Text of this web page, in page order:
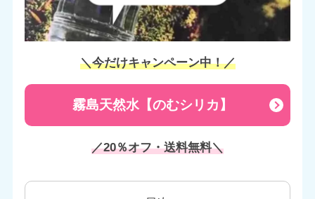
＼今だけキャンペーン中！／
霧島天然水【のむシリカ】
／20％オフ・送料無料＼